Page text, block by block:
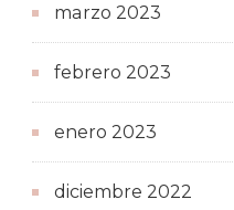
marzo 2023
febrero 2023
enero 2023
diciembre 2022